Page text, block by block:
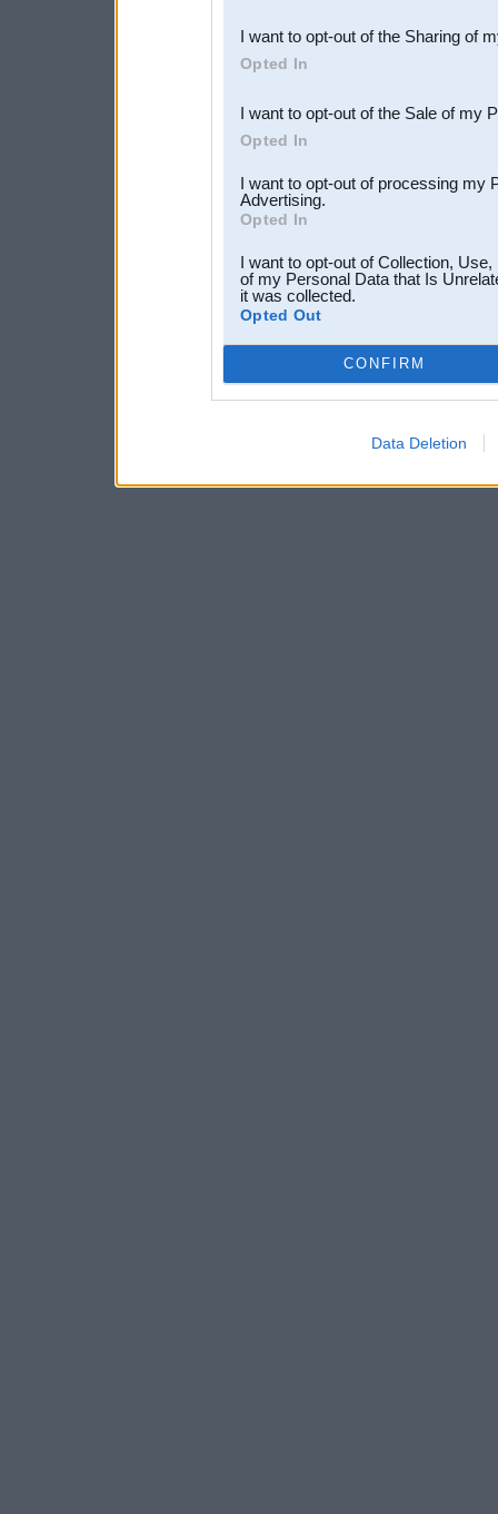
Downstream Participants
third parties.
I want to opt-out of the Sharing of
Opted In
I want to opt-out of the Sale of my
Opted In
I want to opt-out of processing my
Advertising.
Opted In
I want to opt-out of Collection,
of my Personal Data that Is
it was collected.
Opted Out
CONFIRM
Data Deletion